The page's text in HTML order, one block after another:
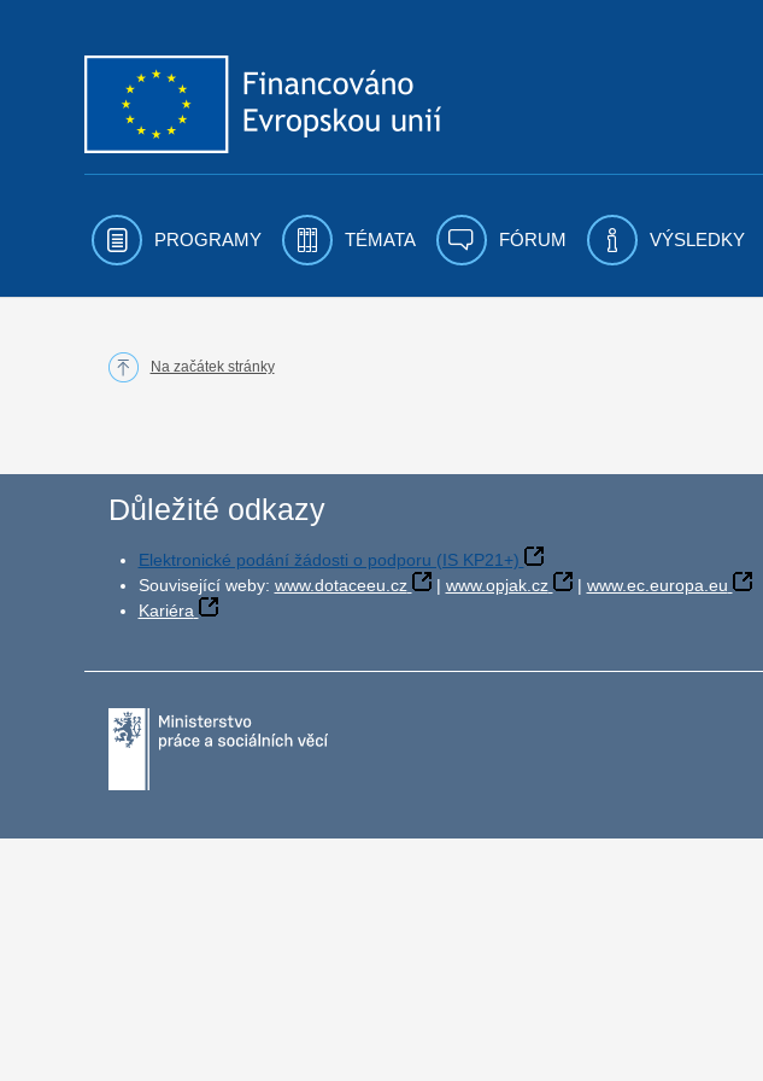
PROGRAMY TÉMATA FÓRUM VÝSLEDKY
Na začátek stránky
Důležité odkazy
Elektronické podání žádosti o podporu (IS KP21+)
Související weby: www.dotaceeu.cz | www.opjak.cz | www.ec.europa.eu
Kariéra